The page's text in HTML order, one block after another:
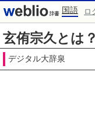
国語 ロ
玄侑宗久とは
デジタル大辞泉